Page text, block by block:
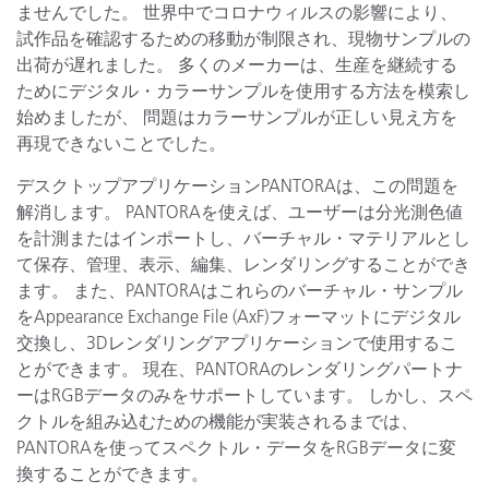
ませんでした。 世界中でコロナウィルスの影響により、
試作品を確認するための移動が制限され、現物サンプルの
出荷が遅れました。 多くのメーカーは、生産を継続する
ためにデジタル・カラーサンプルを使用する方法を模索し
始めましたが、 問題はカラーサンプルが正しい見え方を
再現できないことでした。
デスクトップアプリケーションPANTORAは、この問題を
解消します。 PANTORAを使えば、ユーザーは分光測色値
を計測またはインポートし、バーチャル・マテリアルとし
て保存、管理、表示、編集、レンダリングすることができ
ます。 また、PANTORAはこれらのバーチャル・サンプル
をAppearance Exchange File (AxF)フォーマットにデジタル
交換し、3Dレンダリングアプリケーションで使用するこ
とができます。 現在、PANTORAのレンダリングパートナ
ーはRGBデータのみをサポートしています。 しかし、スペ
クトルを組み込むための機能が実装されるまでは、
PANTORAを使ってスペクトル・データをRGBデータに変
換することができます。